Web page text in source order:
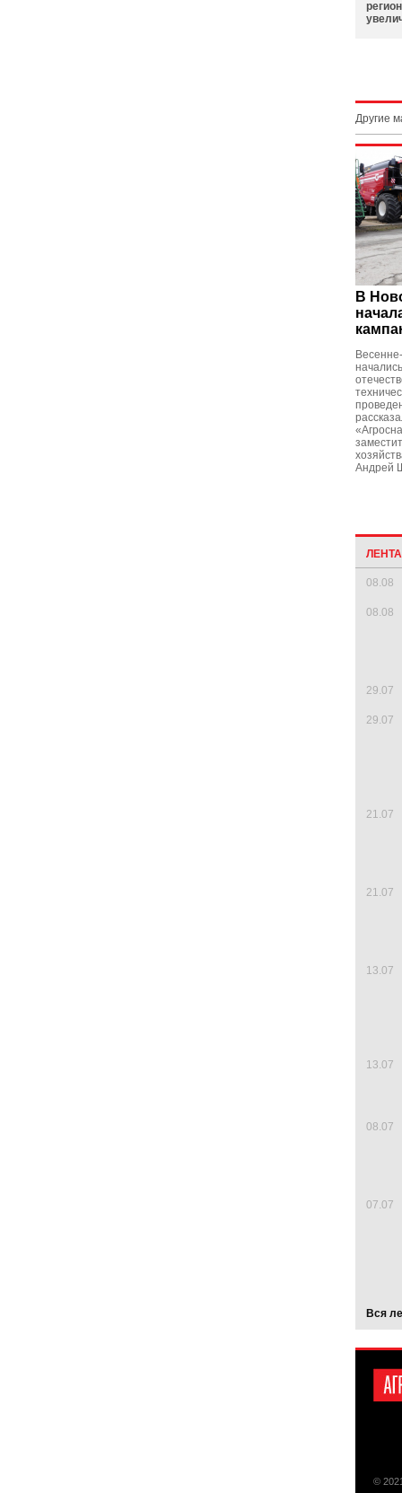
Другие
В
Андрей
08.08
08.08
29.07
29.07
21.07
21.07
13.07
13.07
08.07
07.07
Вся
©